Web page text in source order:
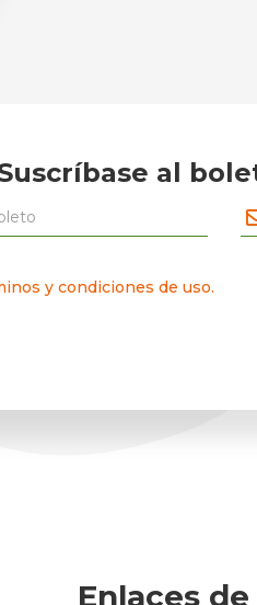
al
y condiciones de uso.
Enlaces